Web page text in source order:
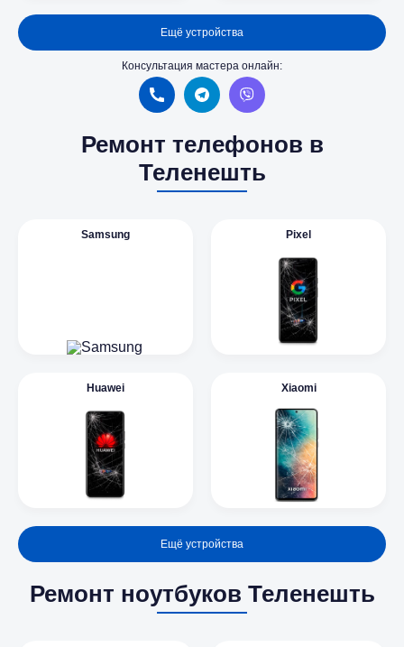
Ещё устройства
Консультация мастера онлайн:
Ремонт телефонов в
Теленешть
Samsung Pixel
Huawei Xiaomi
Ещё устройства
Ремонт ноутбуков Теленешть